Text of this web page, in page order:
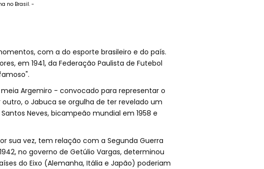
no Brasil. -
com a do esporte brasileiro e do país.
em 1941, da Federação Paulista de Futebol
Argemiro - convocado para representar o
outro, o Jabuca se orgulha de ter revelado um
Neves, bicampeão mundial em 1958 e
sua vez, tem relação com a Segunda Guerra
no governo de Getúlio Vargas, determinou
do Eixo (Alemanha, Itália e Japão) poderiam